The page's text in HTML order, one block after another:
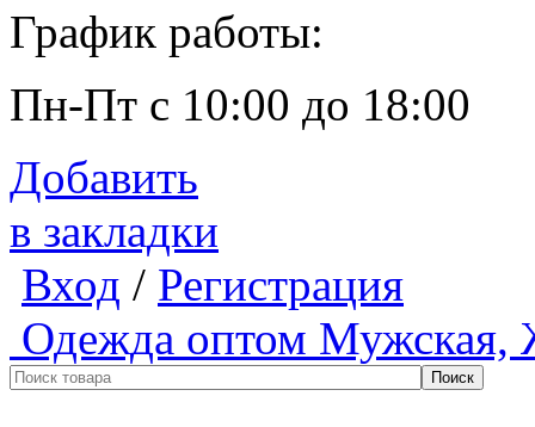
График работы:
Пн-Пт с 10:00 до 18:00
Добавить
в закладки
Вход / Регистрация
Одежда оптом Мужская,